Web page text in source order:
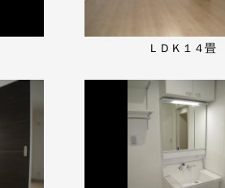
ＬＤＫ１４畳